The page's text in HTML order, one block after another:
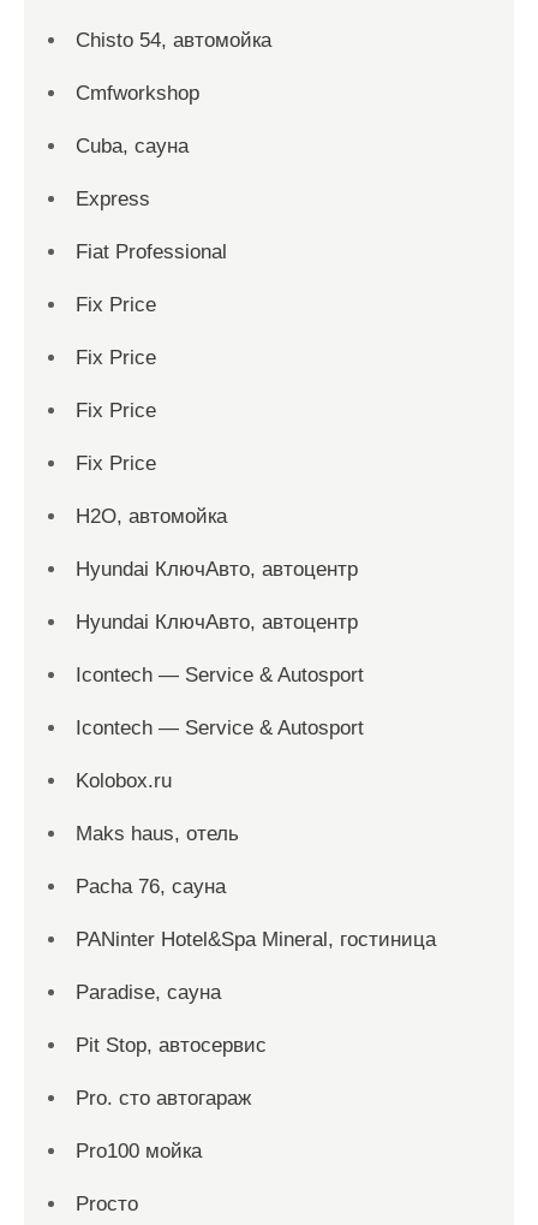
Chisto 54, автомойка
Cmfworkshop
Cuba, сауна
Express
Fiat Professional
Fix Price
Fix Price
Fix Price
Fix Price
H2O, автомойка
Hyundai КлючАвто, автоцентр
Hyundai КлючАвто, автоцентр
Icontech — Service & Autosport
Icontech — Service & Autosport
Kolobox.ru
Maks haus, отель
Pacha 76, сауна
PANinter Hotel&Spa Mineral, гостиница
Paradise, сауна
Pit Stop, автосервис
Pro. cтo автогараж
Pro100 мойка
Proсто